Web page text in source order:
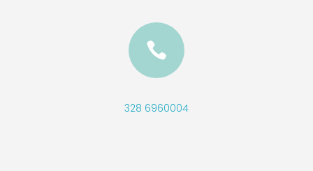

328 6960004